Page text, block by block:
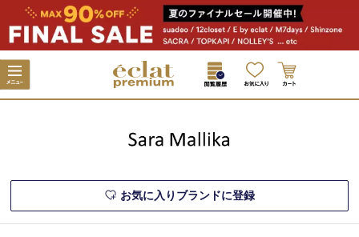
お気に入りブランドに登録